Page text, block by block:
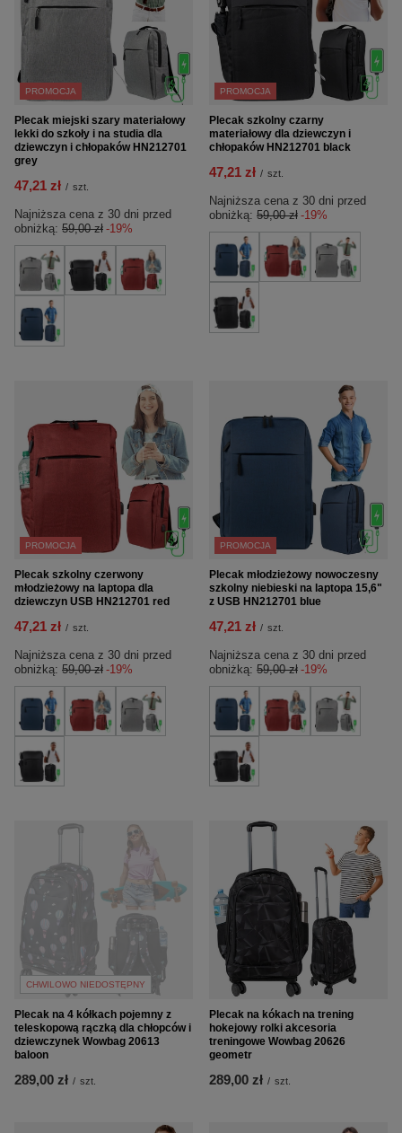
PROMOCJA
Plecak miejski szary materiałowy
lekki do szkoły i na studia dla
dziewczyn i chłopaków HN212701
grey
47,21 zł / szt.
Najniższa cena z 30 dni przed
obniżką: 59,00 zł -19%
PROMOCJA
Plecak szkolny czarny
materiałowy dla dziewczyn i
chłopaków HN212701 black
47,21 zł / szt.
Najniższa cena z 30 dni przed
obniżką: 59,00 zł -19%
PROMOCJA
Plecak szkolny czerwony
młodzieżowy na laptopa dla
dziewczyn USB HN212701 red
47,21 zł / szt.
Najniższa cena z 30 dni przed
obniżką: 59,00 zł -19%
PROMOCJA
Plecak młodzieżowy nowoczesny
szkolny niebieski na laptopa 15,6"
z USB HN212701 blue
47,21 zł / szt.
Najniższa cena z 30 dni przed
obniżką: 59,00 zł -19%
CHWILOWO NIEDOSTĘPNY
Plecak na 4 kółkach pojemny z
teleskopową rączką dla chłopców i
dziewczynek Wowbag 20613
baloon
289,00 zł / szt.
Plecak na kókach na trening
hokejowy rolki akcesoria
treningowe Wowbag 20626
geometr
289,00 zł / szt.